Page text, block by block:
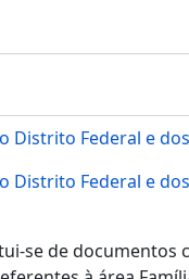
Distrito Federal e
Distrito Federal e
se de documentos